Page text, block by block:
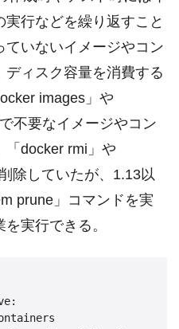
行などを繰り返すこと
ていないイメージやコン
ィスク容量を消費する
images」や
不要なイメージやコン
「docker rmi」や
除していたが、1.13以
prune」コマンドを実
実行できる。